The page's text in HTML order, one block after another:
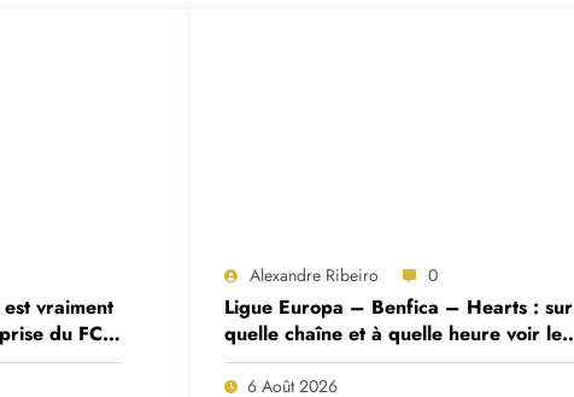
vraiment
du FC
Alexandre Ribeiro 0
Ligue Europa – Benfica – Hearts : sur
quelle chaîne et à quelle heure voir le
match ?
6 Août 2026